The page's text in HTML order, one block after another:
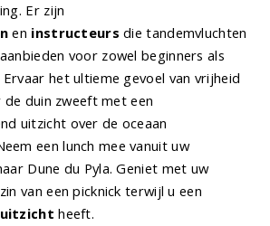
Er zijn
en instructeurs die tandemvluchten
voor zowel beginners als
het ultieme gevoel van vrijheid
duin zweeft met een
uitzicht over de oceaan
een lunch mee vanuit uw
Dune du Pyla. Geniet met uw
van een picknick terwijl u een
uitzicht heeft.